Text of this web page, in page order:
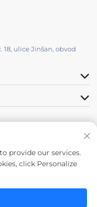
18, ulice Jinšan, obvod
Zhengda Steel
provide our services.
click Personalize